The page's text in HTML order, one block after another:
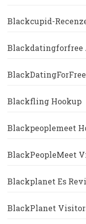
Blackcupid-
Blackdatingforfree
Blackfling Hookup
Blackpeoplemeet
BlackPeopleMeet
Blackplanet Es
BlackPlanet